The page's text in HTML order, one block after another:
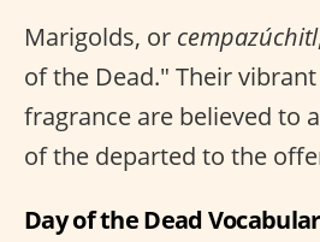
Marigolds, or cempazúchitl
of the Dead." Their
fragrance are believed to
of the departed to the
Day of the Dead